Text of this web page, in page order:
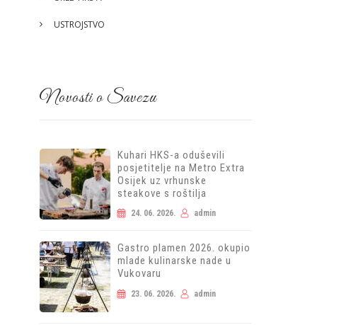
USTROJSTVO
Novosti o Savezu
Kuhari HKS-a oduševili
posjetitelje na Metro Extra
Osijek uz vrhunske
steakove s roštilja
24. 06. 2026. admin
Gastro plamen 2026. okupio
mlade kulinarske nade u
Vukovaru
23. 06. 2026. admin